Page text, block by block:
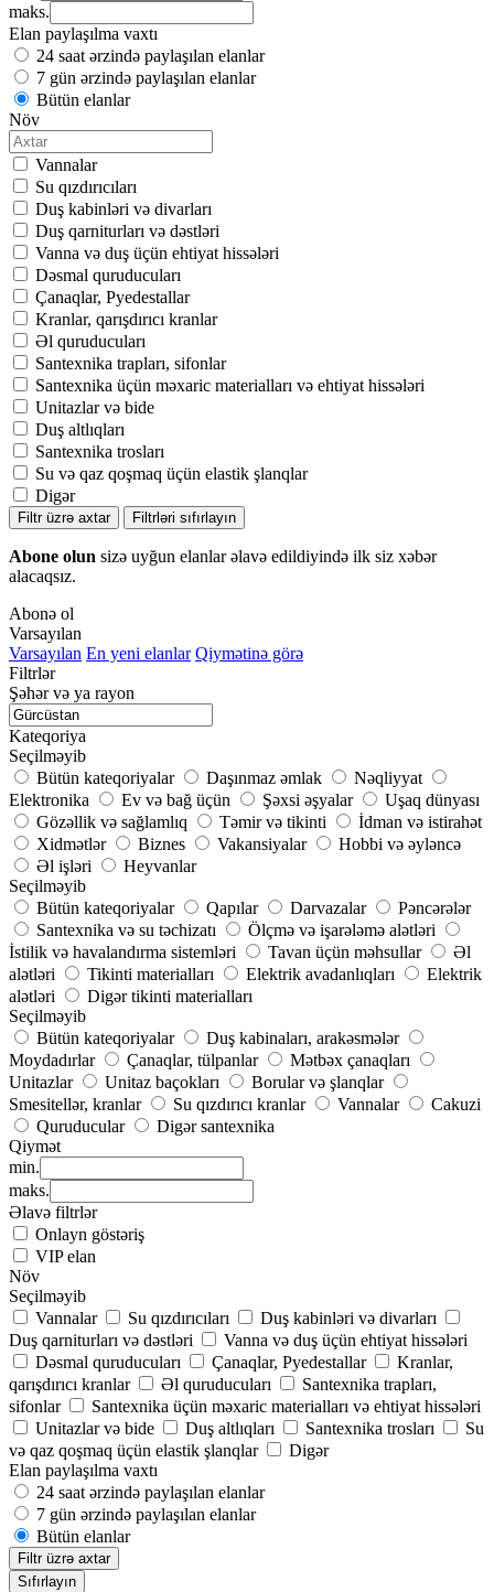
maks.
Elan paylaşılma vaxtı
24 saat ərzində paylaşılan elanlar
7 gün ərzində paylaşılan elanlar
Bütün elanlar
Növ
Vannalar
Su qızdırıcıları
Duş kabinləri və divarları
Duş qarniturları və dəstləri
Vanna və duş üçün ehtiyat hissələri
Dəsmal quruducuları
Çanaqlar, Pyedestallar
Kranlar, qarışdırıcı kranlar
Əl quruducuları
Santexnika trapları, sifonlar
Santexnika üçün məxaric materialları və ehtiyat hissələri
Unitazlar və bide
Duş altlıqları
Santexnika trosları
Su və qaz qoşmaq üçün elastik şlanqlar
Digər
Filtr üzrə axtar Filtrləri sıfırlayın
Abone olun sizə uyğun elanlar əlavə edildiyində ilk siz xəbər
alacaqsız.
Abonə ol
Varsayılan
Varsayılan En yeni elanlar Qiymətinə görə
Filtrlər
Şəhər və ya rayon
Kateqoriya
Seçilməyib
Bütün kateqoriyalar
Daşınmaz əmlak
Nəqliyyat
Elektronika
Ev və bağ üçün Şəxsi əşyalar
Uşaq dünyası
Gözəllik və sağlamlıq
Təmir və tikinti
İdman və istirahət
Xidmətlər
Biznes Vakansiyalar
Hobbi və əyləncə
Əl işləri
Heyvanlar
Seçilməyib
Bütün kateqoriyalar
Qapılar Darvazalar
Pəncərələr
Santexnika və su təchizatı
Ölçmə və işarələmə alətləri
İstilik və havalandırma sistemləri
Tavan üçün məhsullar
Əl
alətləri
Tikinti materialları Elektrik avadanlıqları
Elektrik
alətləri
Digər tikinti materialları
Seçilməyib
Bütün kateqoriyalar
Duş kabinaları, arakəsmələr
Moydadırlar
Çanaqlar, tülpanlar
Mətbəx çanaqları
Unitazlar
Unitaz baçokları
Borular və şlanqlar
Smesitellər, kranlar
Su qızdırıcı kranlar Vannalar
Cakuzi
Quruducular
Digər santexnika
Qiymət
min.
maks.
Əlavə filtrlər
Onlayn göstəriş
VIP elan
Növ
Seçilməyib
Vannalar
Su qızdırıcıları
Duş kabinləri və divarları
Duş qarniturları və dəstləri
Vanna və duş üçün ehtiyat hissələri
Dəsmal quruducuları
Çanaqlar, Pyedestallar
Kranlar,
qarışdırıcı kranlar
Əl quruducuları
Santexnika trapları,
sifonlar
Santexnika üçün məxaric materialları və ehtiyat hissələri
Unitazlar və bide
Duş altlıqları Santexnika trosları
Su
və qaz qoşmaq üçün elastik şlanqlar
Digər
Elan paylaşılma vaxtı
24 saat ərzində paylaşılan elanlar
7 gün ərzində paylaşılan elanlar
Bütün elanlar
Filtr üzrə axtar
Sıfırlayın